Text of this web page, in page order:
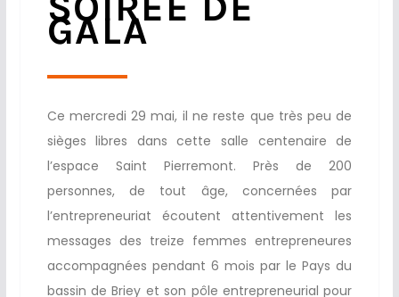
GALA
Ce mercredi 29 mai, il ne reste que très peu de
sièges libres dans cette salle centenaire de
l’espace Saint Pierremont. Près de 200
personnes, de tout âge, concernées par
l’entrepreneuriat écoutent attentivement les
messages des treize femmes entrepreneures
accompagnées pendant 6 mois par le Pays du
bassin de Briey et son pôle entrepreneurial pour